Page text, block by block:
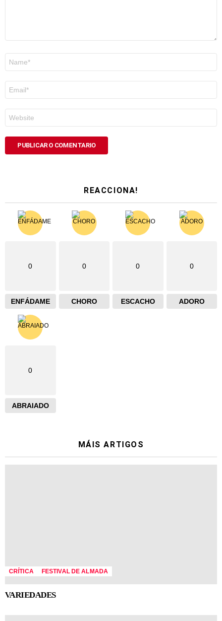
electrónico
*
REACCIONA!
0
ENFÁDAME
0
CHORO
0
ESCACHO
0
ADORO
0
ABRAIADO
MÁIS ARTIGOS
CRÍTICA FESTIVAL DE ALMADA
VARIEDADES